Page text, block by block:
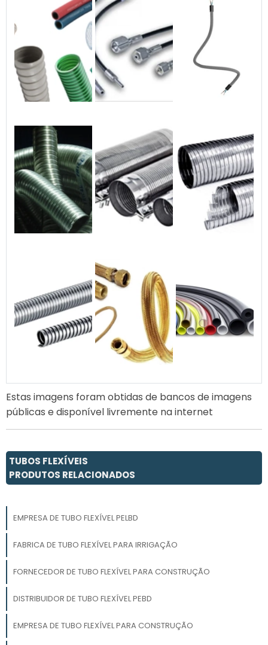
Estas imagens foram obtidas de bancos de imagens
públicas e disponível livremente na internet
TUBOS FLEXÍVEIS
PRODUTOS RELACIONADOS
EMPRESA DE TUBO FLEXÍVEL PELBD
FABRICA DE TUBO FLEXÍVEL PARA IRRIGAÇÃO
FORNECEDOR DE TUBO FLEXÍVEL PARA CONSTRUÇÃO
DISTRIBUIDOR DE TUBO FLEXÍVEL PEBD
EMPRESA DE TUBO FLEXÍVEL PARA CONSTRUÇÃO